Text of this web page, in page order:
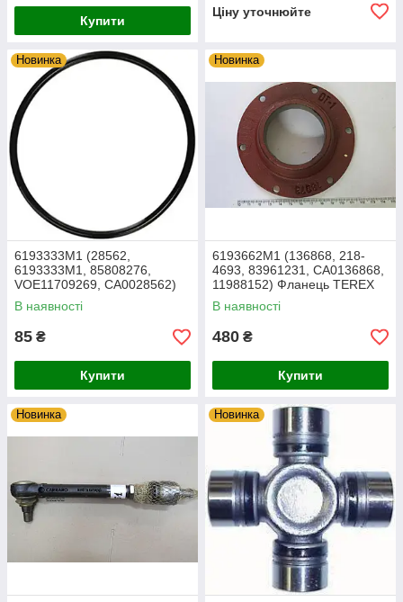
Купити
Ціну уточнюйте
Новинка
6193333M1 (28562,
6193333M1, 85808276,
VOE11709269, CA0028562)
Ущільне кільце Terex
В наявності
85 ₴
Купити
Новинка
6193662M1 (136868, 218-
4693, 83961231, CA0136868,
11988152) Фланець TEREX
TLB
В наявності
480 ₴
Купити
Новинка Новинка